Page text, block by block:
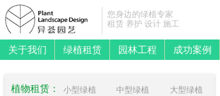
成功案例
园林工程
绿植租赁
关于我们
您身边的绿植专家
租赁 养护 设计 施工
植物租赁： 小型绿植 中型绿植
大型绿植